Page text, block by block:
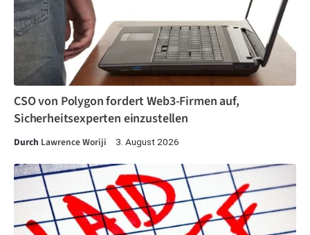
CSO von Polygon fordert Web3-Firmen auf,
Sicherheitsexperten einzustellen
Durch Lawrence Woriji 3. August 2026